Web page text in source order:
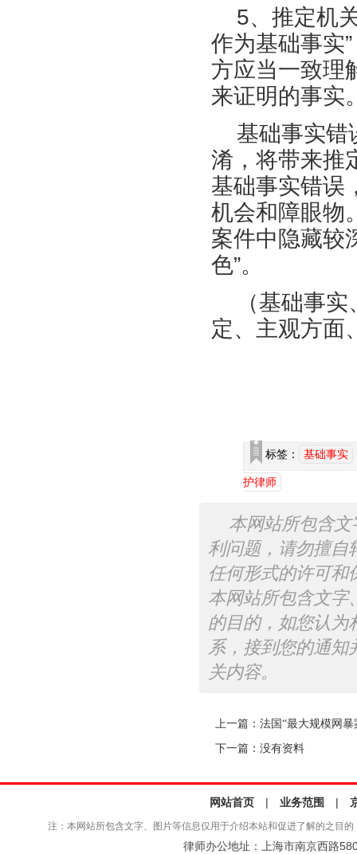
5、 推定机
作为基础事实
方应当一致理
来证明的事实
基础事实错
淆，将带来推
基础事实错误
机会和障眼物
案件中隐藏较
色”。
（基础事
定、主观方面
标签： 基础事实
护律师
本网站所包含
利问题，请勿擅自
任何形式的许可和
本网站所包含文字
的目的，如您认为
系，接到您的通知
关内容。
上一篇： 法国“最大规模网暴
下一篇：没有资料
网站首页 | 业务范围 |
注：本网站所包含文字、图片等信息仅用于介绍本站和促进了解的之目
律师办公地址：上海市南京西路